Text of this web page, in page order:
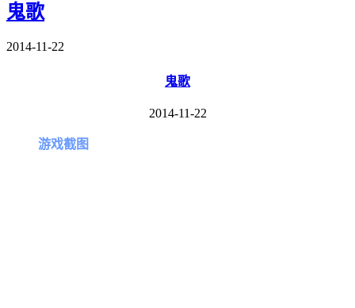
鬼歌
2014-11-22
鬼歌
2014-11-22
游戏截图